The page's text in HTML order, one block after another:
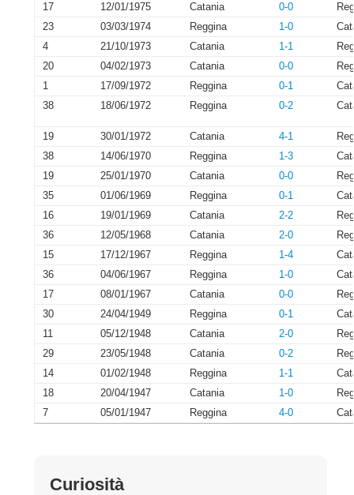
17
12/01/1975 Catania 0-0
23
03/03/1974 Reggina 1-0
4
21/10/1973 Catania 1-1
20
04/02/1973 Catania 0-0
1
17/09/1972 Reggina 0-1
38
18/06/1972 Reggina 0-2
19 30/01/1972 Catania 4-1
38
14/06/1970 Reggina 1-3
19
25/01/1970 Catania 0-0
35
01/06/1969 Reggina 0-1
16
19/01/1969 Catania 2-2
36
12/05/1968 Catania 2-0
15
17/12/1967 Reggina 1-4
36
04/06/1967 Reggina 1-0
17
08/01/1967 Catania 0-0
30
24/04/1949 Reggina 0-1
11
05/12/1948 Catania 2-0
29
23/05/1948 Catania 0-2
14
01/02/1948 Reggina 1-1
18
20/04/1947 Catania 1-0
7
05/01/1947 Reggina 4-0
Curiosità